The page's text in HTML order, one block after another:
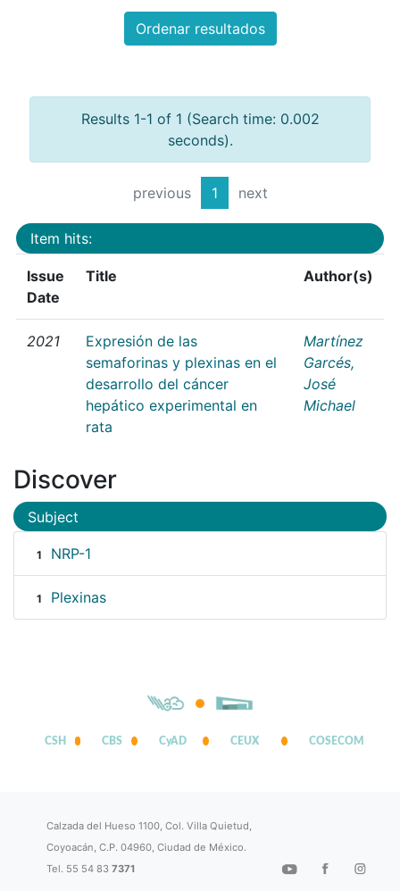
Ordenar resultados
Results 1-1 of 1 (Search time: 0.002
seconds).
previous 1 next
Item hits:
Issue
Date
Title Author(s)
2021
Expresión de las
semaforinas y plexinas en el
desarrollo del cáncer
hepático experimental en
rata
Martínez
Garcés,
José
Michael
Discover
Subject
1 NRP-1
1 Plexinas
CSH CBS CyAD CEUX COSECOM
Calzada del Hueso 1100, Col. Villa Quietud,
Coyoacán, C.P. 04960, Ciudad de México.
Tel. 55 54 837371